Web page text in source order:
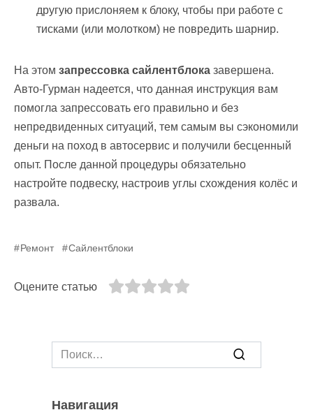
другую прислоняем к блоку, чтобы при работе с
тисками (или молотком) не повредить шарнир.
На этом запрессовка сайлентблока завершена.
Авто-Гурман надеется, что данная инструкция вам
помогла запрессовать его правильно и без
непредвиденных ситуаций, тем самым вы сэкономили
деньги на поход в автосервис и получили бесценный
опыт. После данной процедуры обязательно
настройте подвеску, настроив углы схождения колёс и
развала.
Ремонт Сайлентблоки
Оцените статью
Search
for:
Навигация